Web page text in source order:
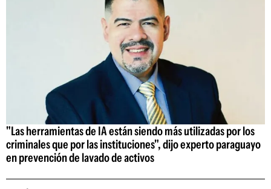
"Las herramientas de IA están siendo más utilizadas por los
criminales que por las instituciones", dijo experto paraguayo
en prevención de lavado de activos